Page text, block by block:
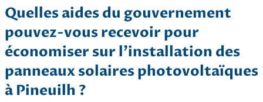
Quelles aides du gouvernement
pouvez-vous recevoir pour
économiser sur l’installation des
panneaux solaires photovoltaïques
à Pineuilh ?